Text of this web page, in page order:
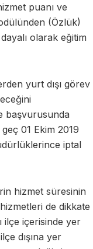
puanı ve
(Özlük)
olarak eğitim
yurt dışı görev
başvurusunda
01 Ekim 2019
iptal
hizmet süresinin
de dikkate
ilçe içerisinde yer
dışına yer